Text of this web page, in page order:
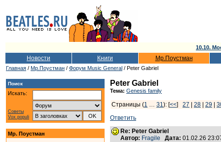
10.10.
Новости Книги Мр.Поустман
Главная / Мр.Поустман / Форум Music General / Peter Gabriel
Поиск
Искать:
Советы
Vox populi
Мр. Поустман
Peter Gabriel
Тема: Genesis family
Страницы (1 … 31): [<<] 27 28 29
Ответить
Re: Peter Gabriel
Автор: Fragile Дата: 01.02.26